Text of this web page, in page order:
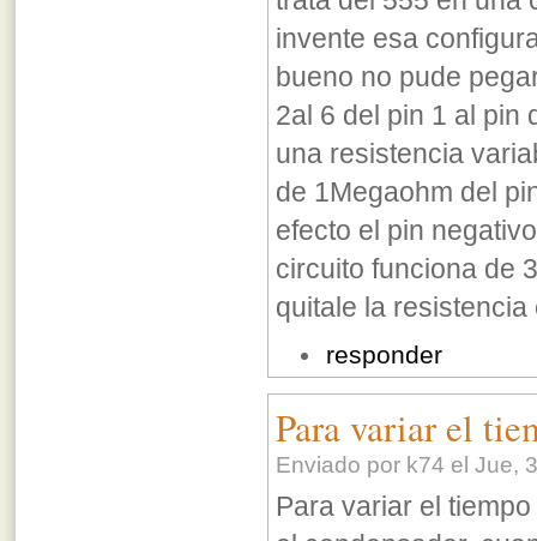
invente esa
bueno no pude
2al 6 del pin 1 al pin
una resistencia
de 1Megaohm del
efecto el pin
circuito funciona de
quitale la resistencia
responder
Para variar el
Enviado por k74 el Jue,
Para variar el